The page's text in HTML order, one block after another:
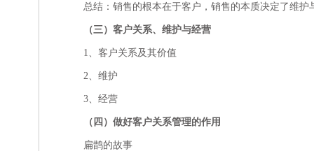
总结：销售的根本在于客户，销售的本质决定了维护
（三）客户关系、维护与经营
1、客户关系及其价值
2、维护
3、经营
（四）做好客户关系管理的作用
扁鹊的故事